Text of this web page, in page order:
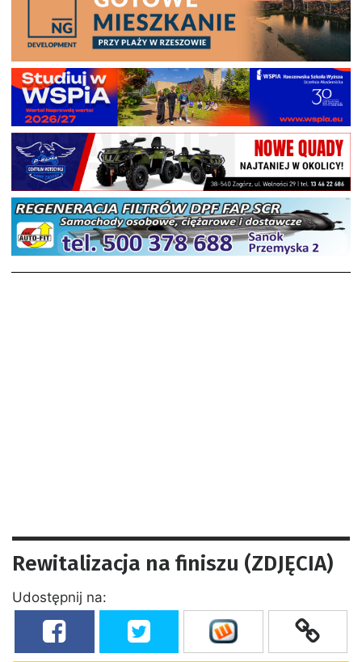
Rewitalizacja na finiszu (ZDJĘCIA)
Udostępnij na: